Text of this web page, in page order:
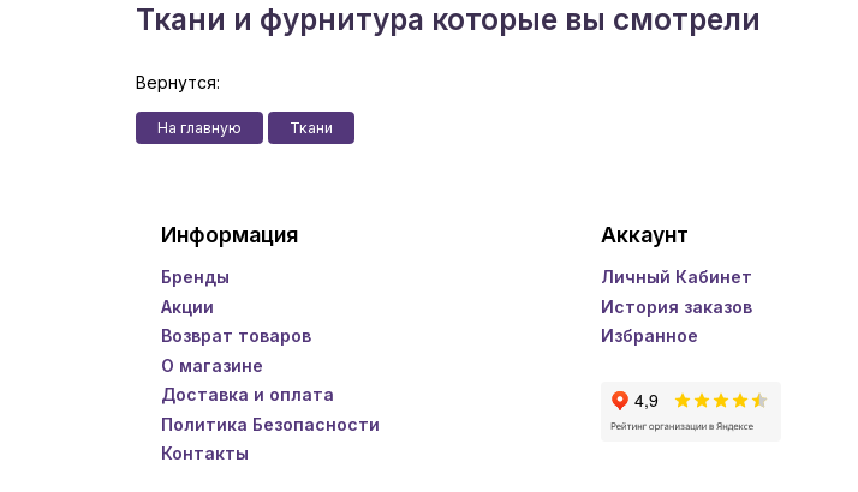
Ткани и фурнитура которые вы смотрели
Вернутся:
На главную Ткани
Информация
Бренды
Акции
Возврат товаров
О магазине
Доставка и оплата
Политика Безопасности
Контакты
Аккаунт
Личный Кабинет
История заказов
Избранное